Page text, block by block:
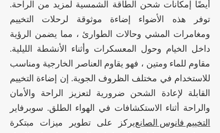
أيضًا إمكانات شحن الطاقة الشمسية لمزيد من الراحة.
توفر هذه الأضواء إضاءة موثوقة لرحلات التخييم
ومغامرات المشي وحالات الطوارئ ، مما يضمن الرؤية
داخل الخيام وحول المعسكرات وأثناء الأنشطة الليلية.
مقاوم للماء ومتين ، فهو يقاوم العناصر الخارجية ومناسب
للاستخدام في مختلف الظروف الجوية. إن إضاءة التخييم
القابلة لإعادة الشحن ضرورية لتعزيز الراحة والأمان
والراحة أثناء الاستكشافات في الهواء الطلق. سوبرفاير
التخييم فانوس الصانعيركز على تطوير ميزات مبتكرة